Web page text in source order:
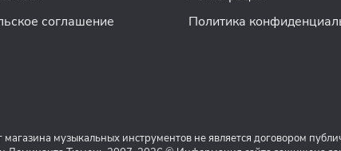
соглашение
Политика
магазина музыкальных инструментов не является договором